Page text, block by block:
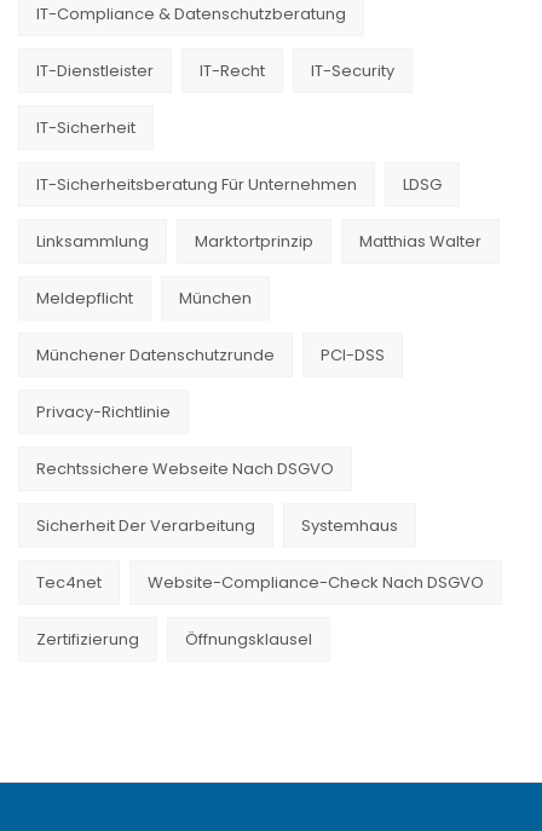
IT-Compliance & Datenschutzberatung
IT-Dienstleister IT-Recht IT-Security
IT-Sicherheit
IT-Sicherheitsberatung Für Unternehmen LDSG
Linksammlung Marktortprinzip Matthias Walter
Meldepflicht München
Münchener Datenschutzrunde PCI-DSS
Privacy-Richtlinie
Rechtssichere Webseite Nach DSGVO
Sicherheit Der Verarbeitung Systemhaus
Tec4net Website-Compliance-Check Nach DSGVO
Zertifizierung Öffnungsklausel